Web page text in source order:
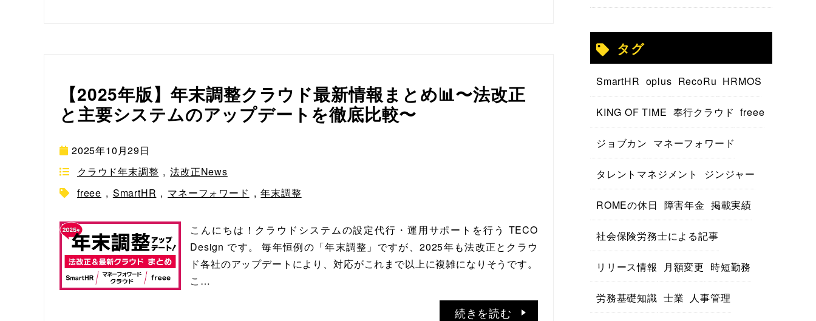
【2025年版】年末調整クラウド最新情報まとめ📊〜法改正
と主要システムのアップデートを徹底比較〜
2025年10月29日
クラウド年末調整 , 法改正News
freee , SmartHR , マネーフォワード , 年末調整
こんにちは！クラウドシステムの設定代行・運用サポートを行う TECO
Design です。 毎年恒例の「年末調整」ですが、2025年も法改正とクラウ
ド各社のアップデートにより、対応がこれまで以上に複雑になりそうです。
こ…
続きを読む
タグ
SmartHR oplus RecoRu HRMOS
KING OF TIME 奉行クラウド freee
ジョブカン マネーフォワード
タレントマネジメント ジンジャー
ROMEの休日 障害年金 掲載実績
社会保険労務士による記事
リリース情報 月額変更 時短勤務
労務基礎知識 士業 人事管理